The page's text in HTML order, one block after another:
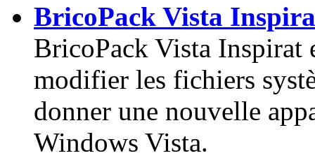
BricoPack Vista
BricoPack Vista Inspirat
modifier les fichiers
donner une nouvelle
Windows Vista.